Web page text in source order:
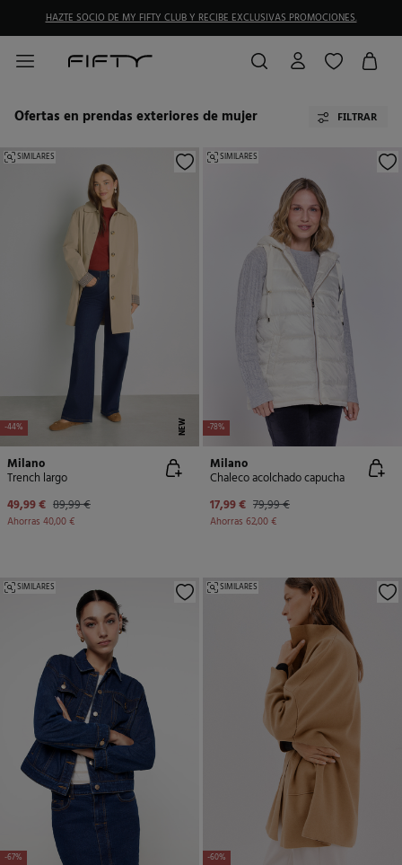
DEVOLUCIONES GRATIS EN TIENDA FÍSICA
Ofertas en prendas exteriores de mujer FILTRAR
-44% NEW
SIMILARES
Milano
Trench largo
49,99 € 89,99 €
Ahorras 40,00 €
-78%
SIMILARES
Milano
Chaleco acolchado capucha
17,99 € 79,99 €
Ahorras 62,00 €
-67%
SIMILARES
-60%
SIMILARES